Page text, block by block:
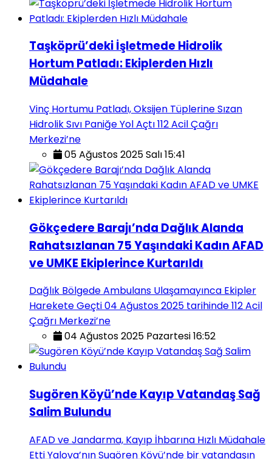
Taşköprü’deki İşletmede Hidrolik
Hortum Patladı: Ekiplerden Hızlı
Müdahale
Vinç Hortumu Patladı, Oksijen Tüplerine Sızan
Hidrolik Sıvı Paniğe Yol Açtı 112 Acil Çağrı
Merkezi’ne
05 Ağustos 2025 Salı 15:41
Gökçedere Barajı’nda Dağlık Alanda
Rahatsızlanan 75 Yaşındaki Kadın AFAD
ve UMKE Ekiplerince Kurtarıldı
Dağlık Bölgede Ambulans Ulaşamayınca Ekipler
Harekete Geçti 04 Ağustos 2025 tarihinde 112 Acil
Çağrı Merkezi’ne
04 Ağustos 2025 Pazartesi 16:52
Sugören Köyü’nde Kayıp Vatandaş Sağ
Salim Bulundu
AFAD ve Jandarma, Kayıp İhbarına Hızlı Müdahale
Etti Yalova’nın Sugören Köyü’nde bir vatandaşın